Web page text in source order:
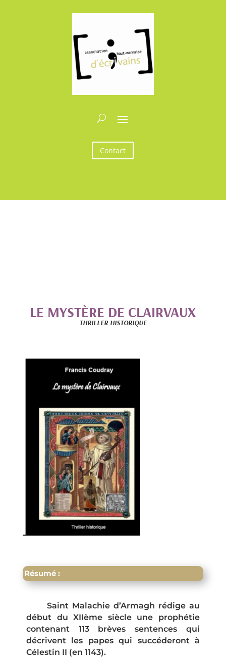
Contact
LE MYSTÈRE DE CLAIRVAUX
THRILLER HISTORIQUE
Résumé :
Saint Malachie d’Armagh rédige au
début du XIIème siècle une prophétie
contenant 113 brèves sentences qui
décrivent les papes qui succéderont à
Célestin II (en 1143).